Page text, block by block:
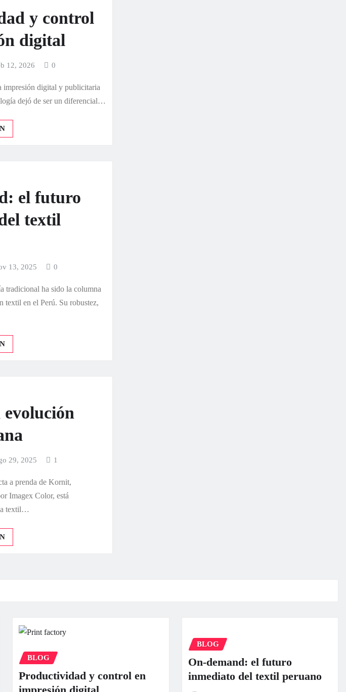
y control
digital
12, 2026 0
impresión digital y publicitaria
dejó de ser un diferencial…
el futuro
textil
13, 2025 0
tradicional ha sido la columna
textil en el Perú. Su robustez,
29, 2025 1
a prenda de Kornit,
Imagex Color, está
textil…
BLOG
Productividad y control en
BLOG
On-demand: el futuro
inmediato del textil peruano